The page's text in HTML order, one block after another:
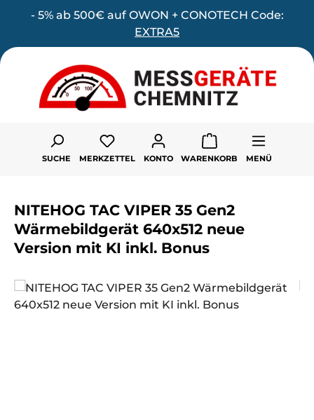
Zum Hauptinhalt springen
- 5% ab 500€ auf OWON + CONOTECH Code:
EXTRA5
SUCHE
Du hast 0 Produkte auf dem
MERKZETTEL KONTO WARENKORB MENÜ
NITEHOG TAC VIPER 35 Gen2
Wärmebildgerät 640x512 neue
Version mit KI inkl. Bonus
Bildergalerie überspringen